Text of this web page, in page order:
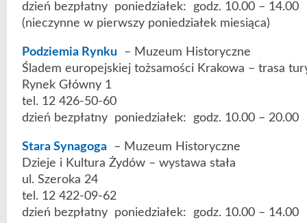
dzień bezpłatny poniedziałek: godz. 10.00 – 14.00
(nieczynne w pierwszy poniedziałek miesiąca)
Podziemia Rynku – Muzeum Historyczne
Śladem europejskiej tożsamości Krakowa – trasa
Rynek Główny 1
tel. 12 426-50-60
dzień bezpłatny poniedziałek: godz. 10.00 – 20.00
Stara Synagoga – Muzeum Historyczne
Dzieje i Kultura Żydów – wystawa stała
ul. Szeroka 24
tel. 12 422-09-62
dzień bezpłatny poniedziałek: godz. 10.00 – 14.00